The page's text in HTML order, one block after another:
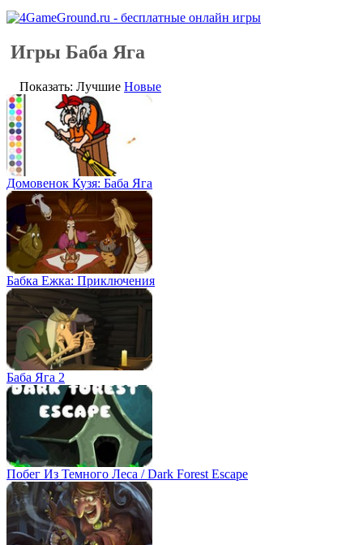
Игры Баба Яга
Показать: Лучшие Новые
Домовенок Кузя: Баба Яга
Бабка Ежка: Приключения
Баба Яга 2
Побег Из Темного Леса / Dark Forest Escape